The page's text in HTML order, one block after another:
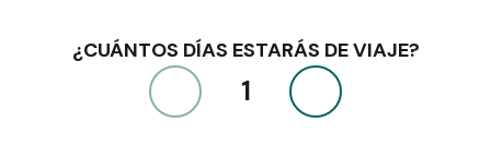
¿CUÁNTOS DÍAS ESTARÁS DE VIAJE?